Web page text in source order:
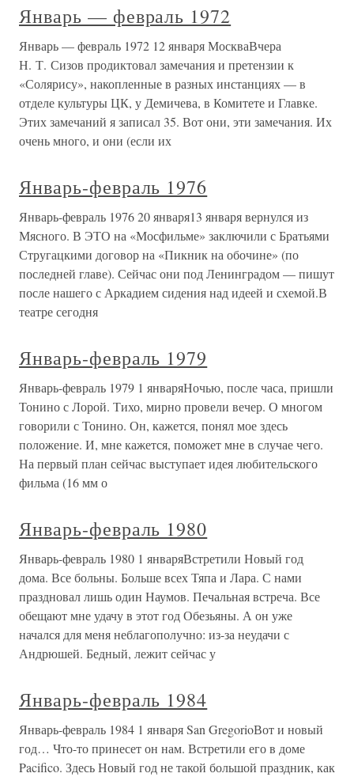
Январь — февраль 1972
Январь — февраль 1972 12 января МоскваВчера
Н. Т. Сизов продиктовал замечания и претензии к
«Солярису», накопленные в разных инстанциях — в
отделе культуры ЦК, у Демичева, в Комитете и Главке.
Этих замечаний я записал 35. Вот они, эти замечания. Их
очень много, и они (если их
Январь-февраль 1976
Январь-февраль 1976 20 января13 января вернулся из
Мясного. В ЭТО на «Мосфильме» заключили с Братьями
Стругацкими договор на «Пикник на обочине» (по
последней главе). Сейчас они под Ленинградом — пишут
после нашего с Аркадием сидения над идеей и схемой.В
театре сегодня
Январь-февраль 1979
Январь-февраль 1979 1 январяНочью, после часа, пришли
Тонино с Лорой. Тихо, мирно провели вечер. О многом
говорили с Тонино. Он, кажется, понял мое здесь
положение. И, мне кажется, поможет мне в случае чего.
На первый план сейчас выступает идея любительского
фильма (16 мм о
Январь-февраль 1980
Январь-февраль 1980 1 январяВстретили Новый год
дома. Все больны. Больше всех Тяпа и Лара. С нами
праздновал лишь один Наумов. Печальная встреча. Все
обещают мне удачу в этот год Обезьяны. А он уже
начался для меня неблагополучно: из-за неудачи с
Андрюшей. Бедный, лежит сейчас у
Январь-февраль 1984
Январь-февраль 1984 1 января San GregorioВот и новый
год… Что-то принесет он нам. Встретили его в доме
Pacifico. Здесь Новый год не такой большой праздник, как